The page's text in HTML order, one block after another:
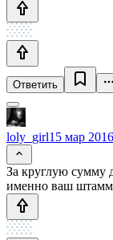
Ответить
loly_girl15 мар
За круглую сумму
именно ваш штамм